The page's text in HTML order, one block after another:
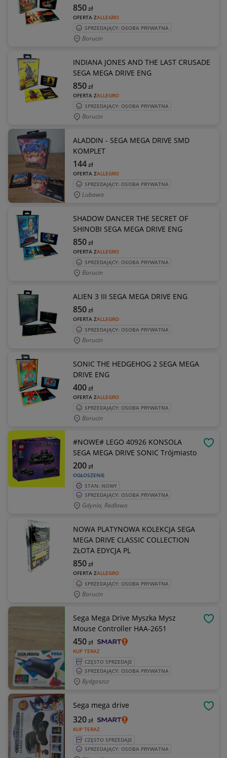
OFERTA ZALLEGRO
850zł
SPRZEDAJĄCY: OSOBA PRYWATNA
Borucin
INDIANA JONES AND THE LAST CRUSADE
SEGA MEGA DRIVE ENG
OFERTA ZALLEGRO
850zł
SPRZEDAJĄCY: OSOBA PRYWATNA
Borucin
ALADDIN - SEGA MEGA DRIVE SMD
KOMPLET
OFERTA ZALLEGRO
144zł
SPRZEDAJĄCY: OSOBA PRYWATNA
Lubawa
SHADOW DANCER THE SECRET OF
SHINOBI SEGA MEGA DRIVE ENG
OFERTA ZALLEGRO
850zł
SPRZEDAJĄCY: OSOBA PRYWATNA
Borucin
ALIEN 3 III SEGA MEGA DRIVE ENG
OFERTA ZALLEGRO
850zł
SPRZEDAJĄCY: OSOBA PRYWATNA
Borucin
SONIC THE HEDGEHOG 2 SEGA MEGA
DRIVE ENG
OFERTA ZALLEGRO
400zł
SPRZEDAJĄCY: OSOBA PRYWATNA
Borucin
#NOWE# LEGO 40926 KONSOLA
SEGA MEGA DRIVE SONIC Trójmiasto
OGŁOSZENIE
200zł
STAN: NOWY
SPRZEDAJĄCY: OSOBA PRYWATNA
Gdynia, Redłowo
NOWA PLATYNOWA KOLEKCJA SEGA
MEGA DRIVE CLASSIC COLLECTION
ZŁOTA EDYCJA PL
OFERTA ZALLEGRO
850zł
SPRZEDAJĄCY: OSOBA PRYWATNA
Borucin
Sega Mega Drive Myszka Mysz
Mouse Controller HAA-2651
KUP TERAZ
450zł
CZĘSTO SPRZEDAJE
SPRZEDAJĄCY: OSOBA PRYWATNA
Bydgoszcz
Sega mega drive
KUP TERAZ
320zł
CZĘSTO SPRZEDAJE
SPRZEDAJĄCY: OSOBA PRYWATNA